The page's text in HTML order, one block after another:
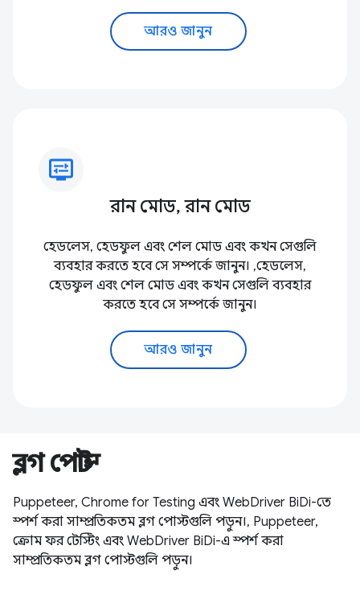
আরও জানুন
display_settings
রান মোড, রান মোড
হেডলেস, হেডফুল এবং শেল মোড এবং কখন সেগুলি
ব্যবহার করতে হবে সে সম্পর্কে জানুন। ,হেডলেস,
হেডফুল এবং শেল মোড এবং কখন সেগুলি ব্যবহার
করতে হবে সে সম্পর্কে জানুন।
আরও জানুন
ব্লগ পোস্ট
Puppeteer, Chrome for Testing এবং WebDriver BiDi-তে
স্পর্শ করা সাম্প্রতিকতম ব্লগ পোস্টগুলি পড়ুন।, Puppeteer,
ক্রোম ফর টেস্টিং এবং WebDriver BiDi-এ স্পর্শ করা
সাম্প্রতিকতম ব্লগ পোস্টগুলি পড়ুন।